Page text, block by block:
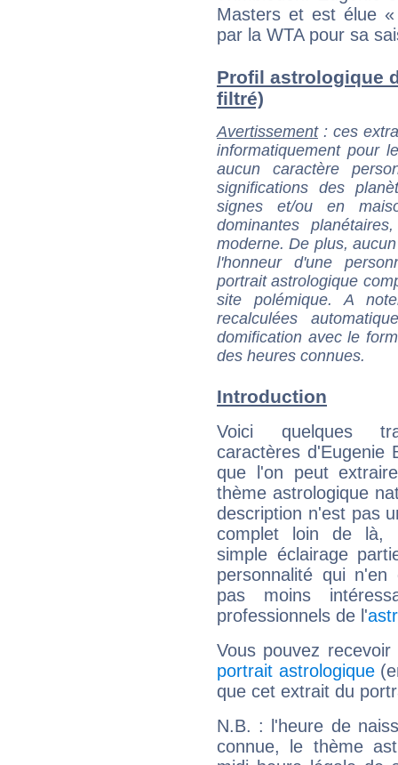
Masters et est élue
par la WTA pour sa
Profil astrologique
filtré)
Avertissement: ces
informatiquement pour
aucun caractère
significations des
signes et/ou en
dominantes
moderne. De plus,
l'honneur d'une
portrait astrologique
site polémique. A
recalculées
domification avec le
des heures connues.
Introduction
Voici quelques
caractères d'Eugenie
que l'on peut
thème astrologique
description n'est pas
complet loin de là,
simple éclairage
personnalité qui n'en
pas moins
professionnels de l'
Vous pouvez
portrait astrologique
que cet extrait du
N.B. : l'heure de
connue, le thème